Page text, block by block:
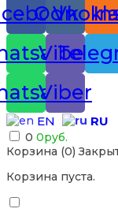
Vk
Viber
Viber
EN RU
0 0руб.
Корзина (0)
Корзина пуста.